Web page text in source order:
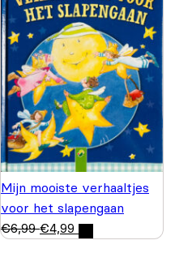
Mijn mooiste verhaaltjes
voor het slapengaan
€6,99 €4,99